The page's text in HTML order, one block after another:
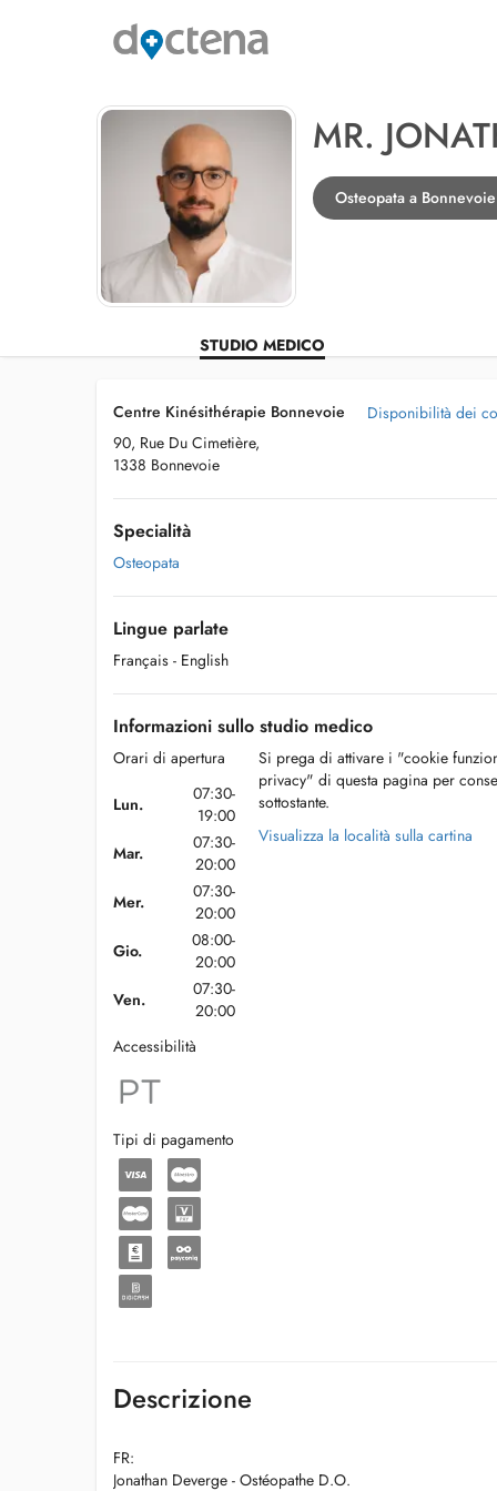
MR.
Osteopata a Bonnevoie
STUDIO MEDICO
Centre Kinésithérapie Bonnevoie
90, Rue Du Cimetière,
1338 Bonnevoie
Disponibilità dei
Specialità
Osteopata
Lingue parlate
Français - English
Informazioni sullo studio medico
Orari di apertura
Lun.
07:30-
19:00
Mar.
07:30-
20:00
Mer.
07:30-
20:00
Gio.
08:00-
20:00
Ven.
07:30-
20:00
Accessibilità
Tipi di pagamento
Si prega di attivare i "cookie
privacy" di questa pagina per
sottostante.
Visualizza la località sulla cartina
Descrizione
FR:
Jonathan Deverge - Ostéopathe D.O.